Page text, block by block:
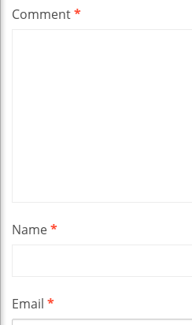
Comment*
Name*
Email *